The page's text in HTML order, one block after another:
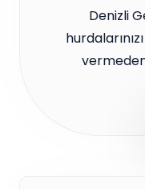
Denizli